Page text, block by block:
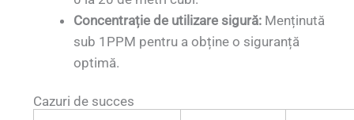
Concentrație de utilizare sigură: Menținută
sub 1PPM pentru a obține o siguranță
optimă.
Cazuri de succes